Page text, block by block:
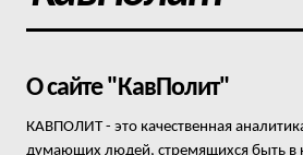
О сайте "КавПолит"
КАВПОЛИТ - это качественная
думающих людей, стремящихся быть в